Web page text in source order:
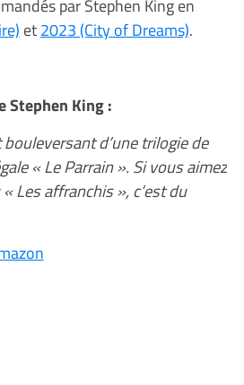
par Stephen King en
et2023 (City of Dreams).
Stephen King :
d’une trilogie de
« Le Parrain ». Si vous aimez
Les affranchis », c’est du